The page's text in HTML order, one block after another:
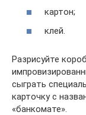
картон;
клей.
Разрисуйте
сыграть
карточку с
«банкомате».